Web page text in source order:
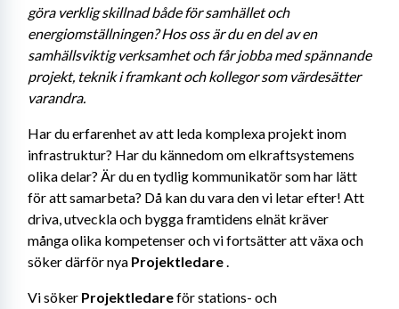
göra verklig skillnad både för samhället och
energiomställningen? Hos oss är du en del av en
samhällsviktig verksamhet och får jobba med spännande
projekt, teknik i framkant och kollegor som värdesätter
varandra.
Har du erfarenhet av att leda komplexa projekt inom
infrastruktur? Har du kännedom om elkraftsystemens
olika delar? Är du en tydlig kommunikatör som har lätt
för att samarbeta? Då kan du vara den vi letar efter! Att
driva, utveckla och bygga framtidens elnät kräver
många olika kompetenser och vi fortsätter att växa och
söker därför nya Projektledare .
Vi söker Projektledare för stations- och